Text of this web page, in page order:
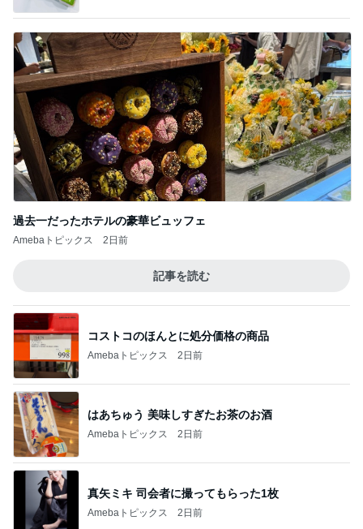
過去一だったホテルの豪華ビュッフェ
Amebaトピックス 2日前
記事を読む
コストコのほんとに処分価格の商品
Amebaトピックス 2日前
はあちゅう 美味しすぎたお茶のお酒
Amebaトピックス 2日前
真矢ミキ 司会者に撮ってもらった1枚
Amebaトピックス 2日前